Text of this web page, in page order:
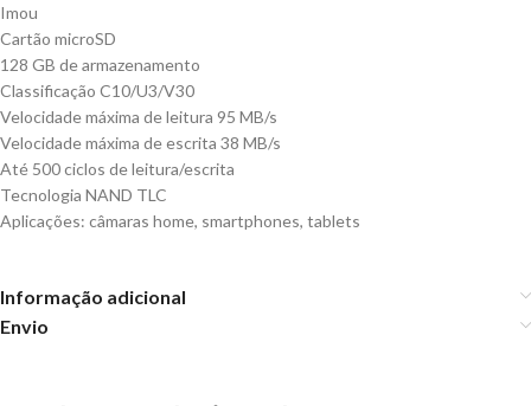
Imou
Cartão microSD
128 GB de armazenamento
Classificação C10/U3/V30
Velocidade máxima de leitura 95 MB/s
Velocidade máxima de escrita 38 MB/s
Até 500 ciclos de leitura/escrita
Tecnologia NAND TLC
Aplicações: câmaras home, smartphones, tablets
Informação adicional
Envio